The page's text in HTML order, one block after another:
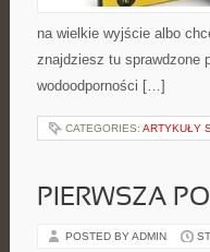
na wielkie wyjście albo
znajdziesz tu sprawdzone
wodoodporności […]
CATEGORIES: ARTYKUŁY
PIERWSZA
POSTED BY ADMIN